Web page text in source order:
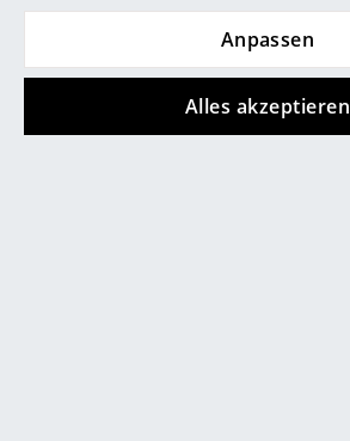
Anpassen
Alles akzeptieren
Tabletts
Büroutensilien